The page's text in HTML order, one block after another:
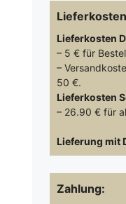
Lieferkosten
– 5 € für
–
50 €.
Lieferkosten
– 26.90 € für
Lieferung mit
Zahlung: